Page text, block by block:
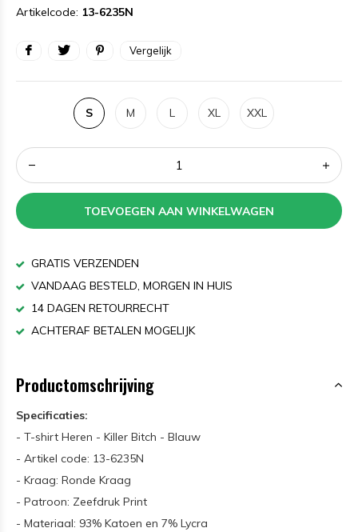
Artikelcode: 13-6235N
Vergelijk
S M L XL XXL
TOEVOEGEN AAN WINKELWAGEN
GRATIS VERZENDEN
VANDAAG BESTELD, MORGEN IN HUIS
14 DAGEN RETOURRECHT
ACHTERAF BETALEN MOGELIJK
Productomschrijving
Specificaties:
- T-shirt Heren - Killer Bitch - Blauw
- Artikel code: 13-6235N
- Kraag: Ronde Kraag
- Patroon: Zeefdruk Print
- Materiaal: 93% Katoen en 7% Lycra